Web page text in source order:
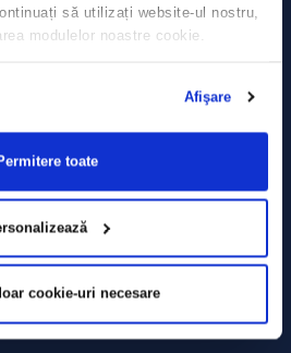
să utilizați website-ul nostru,
modulelor noastre cookie.
Afişare
toate
cookie-uri necesare